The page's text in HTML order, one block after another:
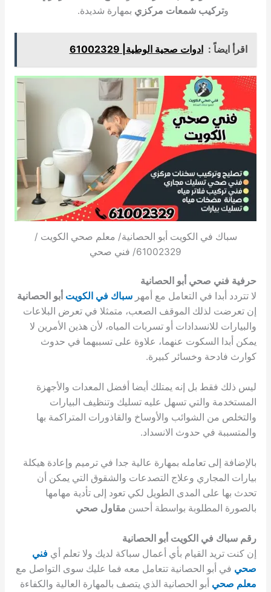
وتركيب شمعات مركزي بمهارة شديدة.
اقرأ ايضاً : ادوات صحية الوطية| 61002329
سباك في الكويت أبو الحصانية/ معلم صحي الكويت /
61002329/ فني صحي
حرفية فني صحي أبو الحصانية
لا تتردد أبدا في التعامل مع أمهر سباك في الكويت أبو الحصانية
إن تعرضت لذلك الموقف الصعب، متمثلا في تعرض البلاعات
والبيارات للانسدادات أو تسربات المياه، لأن هذين الأمرين لا
يمكن أبدا السكوت عنهما، علاوة على تسببهما في حدوث
كوارث فادحة وخسائر كبيرة.
ليس ذلك فقط بل إنه يمتلك أيضا أفضل المعدات والأجهزة
المستخدمة والتي تسهل عليه تسليك وتنظيف البيارات
والتخلص من الشوائب والأوساخ والقاذورات المتراكمة بها
والمتسببة في حدوث الانسداد.
بالإضافة إلى تعامله بمهارة عالية جدا في ترميم وإعادة هيكلة
بيارات المجاري وعلاج التصدعات والشقوق التي يمكن أن
تحدث بها على المدى الطويل لكي تعود إلى تأدية مهامها
بالصورة المطلوبة بواسطة أحسن مقاول صحي
رقم سباك في الكويت أبو الحصانية
إن كنت تريد القيام بأي أعمال سباكة لديك ولا تعلم أي فني
صحي في أبو الحصانية تتعامل معه فما عليك سوى التواصل مع
معلم صحي أبو الحصانية الذي يتصف بالمهارة العالية والكفاءة